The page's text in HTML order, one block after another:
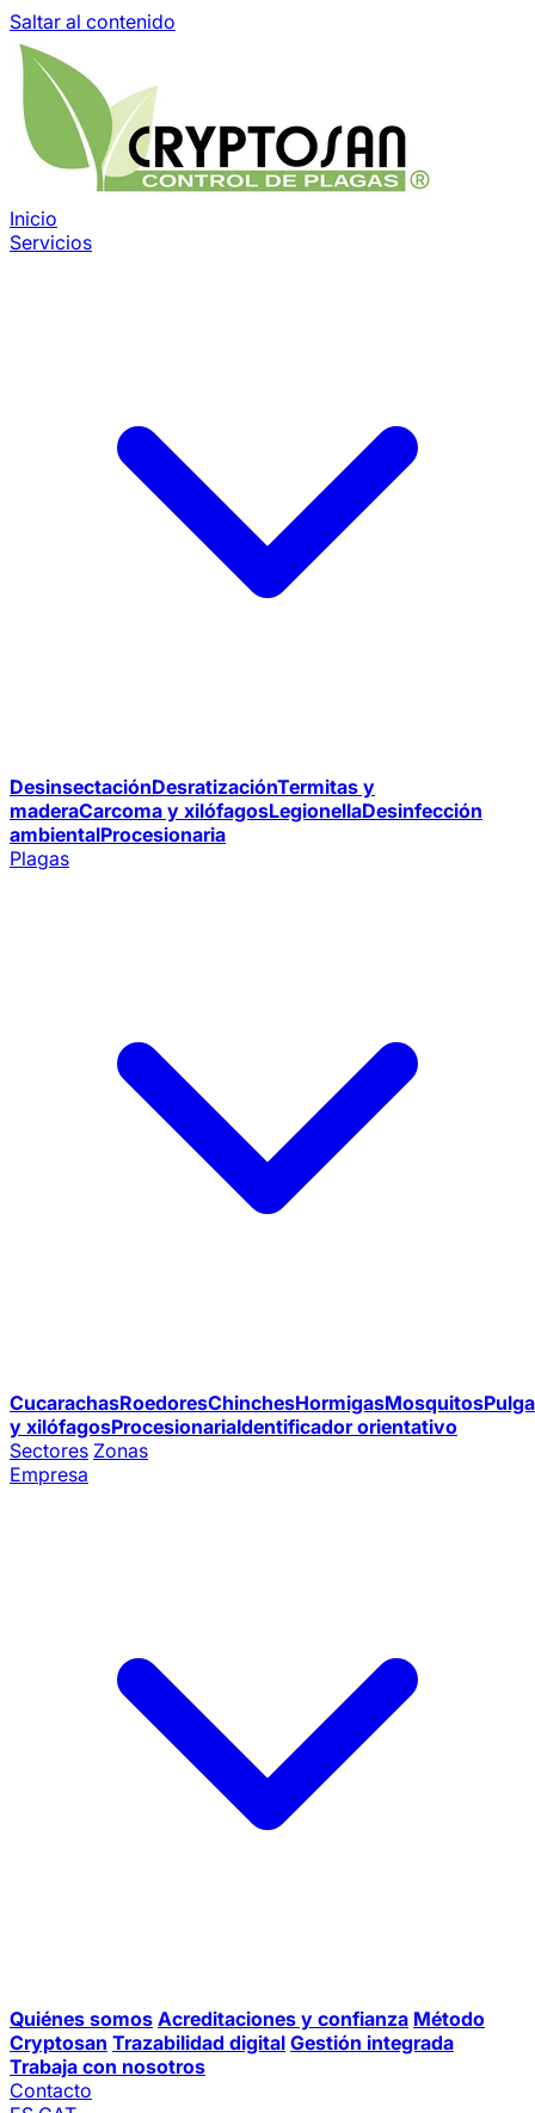
Saltar al contenido
Inicio
Servicios
DesinsectaciónDesratizaciónTermitas y
maderaCarcoma y xilófagosLegionellaDesinfección
ambientalProcesionaria
Plagas
CucarachasRoedoresChinchesHormigasMosquitos
y xilófagosProcesionariaIdentificador orientativo
Sectores Zonas
Empresa
Quiénes somos Acreditaciones y confianza Método
Cryptosan Trazabilidad digital Gestión integrada
Trabaja con nosotros
Contacto